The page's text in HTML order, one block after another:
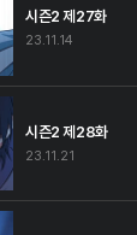
시즌2 제27화
23.11.14
시즌2 제28화
23.11.21